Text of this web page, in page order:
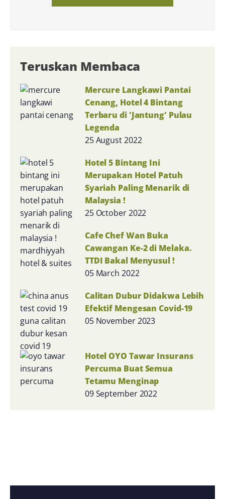
Teruskan Membaca
Mercure Langkawi Pantai
Cenang, Hotel 4 Bintang
Terbaru di 'Jantung' Pulau
Legenda
25 August 2022
Hotel 5 Bintang Ini
Merupakan Hotel Patuh
Syariah Paling Menarik di
Malaysia !
25 October 2022
Cafe Chef Wan Buka
Cawangan Ke-2 di Melaka.
TTDI Bakal Menyusul !
05 March 2022
Calitan Dubur Didakwa Lebih
Efektif Mengesan Covid-19
05 November 2023
Hotel OYO Tawar Insurans
Percuma Buat Semua
Tetamu Menginap
09 September 2022